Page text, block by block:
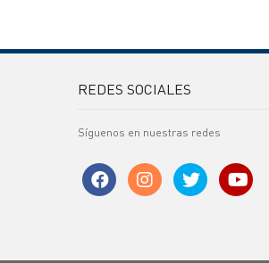
REDES SOCIALES
Síguenos en nuestras redes